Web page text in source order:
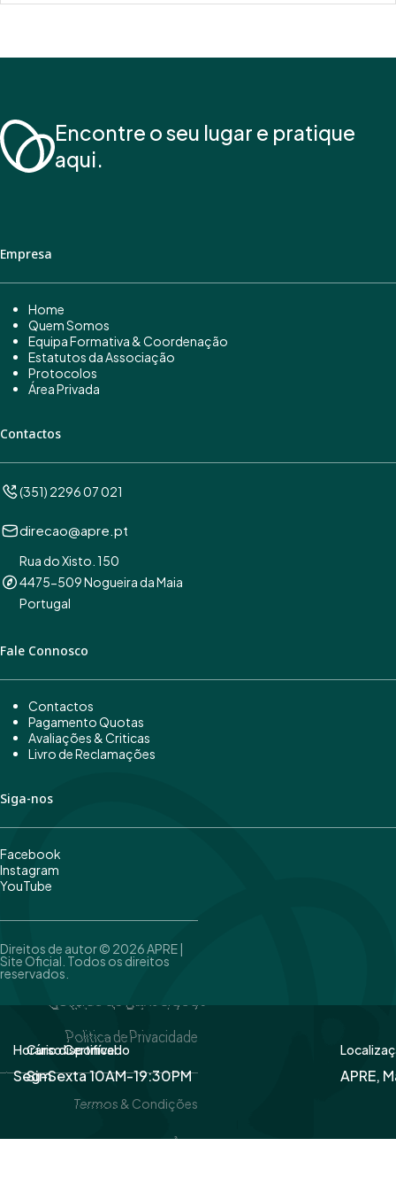
Horário disponível
Seg-Sexta 10AM-19:30PM APRE,
Curso Certificado
Sim
Encontre o seu lugar e pratique
aqui.
Empresa
Home
Quem Somos
Equipa Formativa & Coordenação
Estatutos da Associação
Protocolos
Área Privada
Contactos
(351) 2296 07 021
direcao@apre.pt
Rua do Xisto. 150
4475-509 Nogueira da Maia
Portugal
Fale Connosco
Contactos
Pagamento Quotas
Avaliações & Criticas
Livro de Reclamações
Siga-nos
Facebook
Instagram
YouTube
Direitos de autor © 2026 APRE |
Site Oficial. Todos os direitos
reservados.
Politica de Privacidade
Termos & Condições